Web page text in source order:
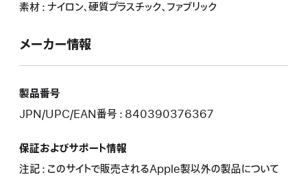
素材 : ナイロン、硬質プラスチック、ファブリック
メーカー情報
製品番号
JPN/UPC/EAN番号 : 840390376367
保証およびサポート情報
注記 : このサイトで販売されるApple製以外の製品について